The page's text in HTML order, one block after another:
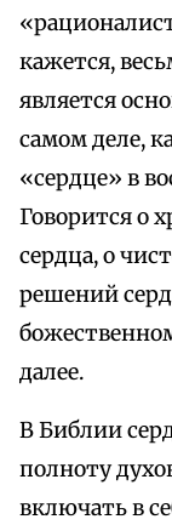
кажется,
является
самом деле,
«сердце» в
Говорится о
сердца, о
решений
далее.
В Библии
полноту
включать в